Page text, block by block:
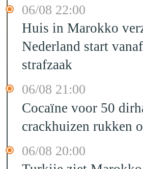
06/08 22:00
Huis in Marokko
Nederland start
strafzaak
06/08 21:00
Cocaïne voor 50
crackhuizen rukken
06/08 20:00